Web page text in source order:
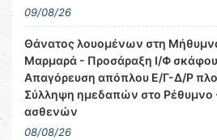
09/08/26
Θάνατος λουομένων στη
Μαρμαρά - Προσάραξη Ι/Φ
Απαγόρευση απόπλου Ε/Γ-Δ/Ρ
Σύλληψη ημεδαπών στο Ρέθυμνο
ασθενών
08/08/26